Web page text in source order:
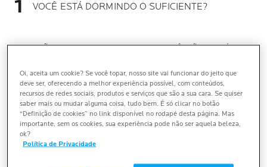
VOCÊ ESTÁ DORMINDO O SUFICIENTE?
NÃO CONSEGUE DORMIR? VOCÊ NÃO ESTÁ
PRINCIPAIS CAUSAS DA PRIVAÇÃO DE SONO
5 SINAIS DE QUE VOCÊ SOFRE DE PRIVAÇÃO
Oi, aceita um cookie? Se você topar, nosso site vai funcionar do jeito que
deve ser, oferecendo a melhor experiência possível, com conteúdos,
recursos de redes sociais, produtos e serviços que são a sua cara. Se quiser
saber mais ou mudar alguma coisa, tudo bem. É só clicar no botão
“Definição de cookies” no link disponível no rodapé desta página. Mas
importante, sem os cookies, sua experiência pode não ser aquela beleza,
ok?
Política de Privacidade